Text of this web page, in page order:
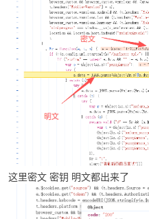
这里密文 密钥 明文都出来了